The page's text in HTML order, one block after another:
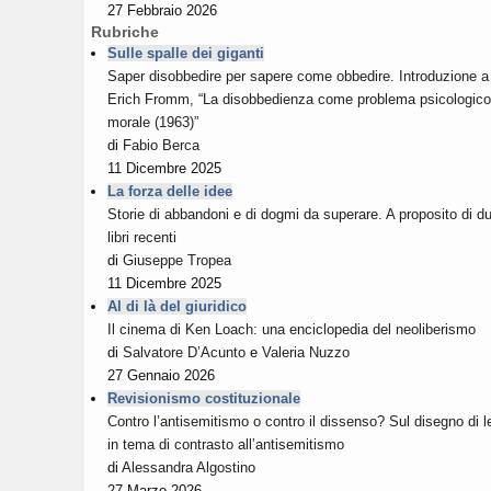
27 Febbraio 2026
Rubriche
Sulle spalle dei giganti
Saper disobbedire per sapere come obbedire. Introduzione a
Erich Fromm, “La disobbedienza come problema
morale (1963)”
di Fabio Berca
11 Dicembre 2025
La forza delle idee
Storie di abbandoni e di dogmi da superare. A proposito di
libri recenti
di Giuseppe Tropea
11 Dicembre 2025
Al di là del giuridico
Il cinema di Ken Loach: una enciclopedia del neoliberismo
di Salvatore D’Acunto e Valeria Nuzzo
27 Gennaio 2026
Revisionismo costituzionale
Contro l’antisemitismo o contro il dissenso? Sul disegno di
in tema di contrasto all’antisemitismo
di Alessandra Algostino